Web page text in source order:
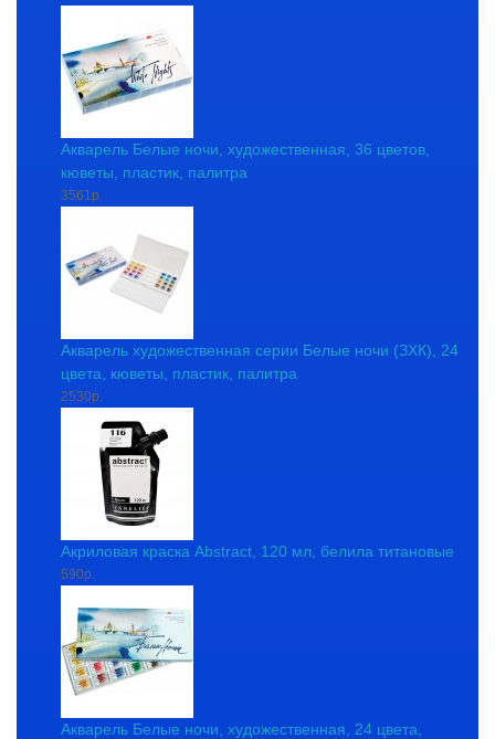
Акварель Белые ночи, художественная, 36 цветов,
кюветы, пластик, палитра
3561р.
Акварель художественная серии Белые ночи (ЗХК), 24
цвета, кюветы, пластик, палитра
2530р.
Акриловая краска Abstract, 120 мл, белила титановые
590р.
Акварель Белые ночи, художественная, 24 цвета,